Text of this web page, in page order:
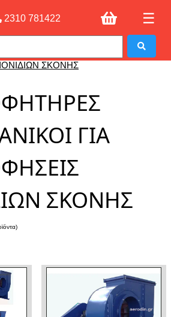
ΒΙΟΜΗΧΑΝΙΚΟΙ ΓΙΑ
ΣΚΟΝΗΣ
2310 781422 ☰
ΓΙΑ
ΣΚΟΝΗΣ